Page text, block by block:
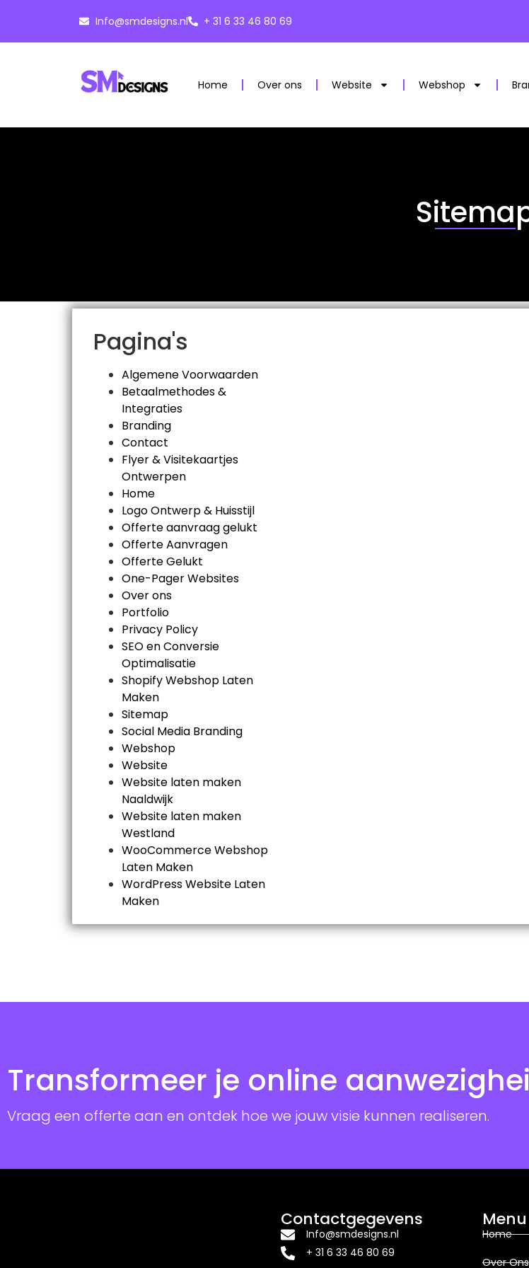
Info@smdesigns.nl + 31 6 33 46 80 69
Home Over ons Website Webshop
Pagina's
Algemene Voorwaarden
Betaalmethodes &
Integraties
Branding
Contact
Flyer & Visitekaartjes
Ontwerpen
Home
Logo Ontwerp & Huisstijl
Offerte aanvraag gelukt
Offerte Aanvragen
Offerte Gelukt
One-Pager Websites
Over ons
Portfolio
Privacy Policy
SEO en Conversie
Optimalisatie
Shopify Webshop Laten
Maken
Sitemap
Social Media Branding
Webshop
Website
Website laten maken
Naaldwijk
Website laten maken
Westland
WooCommerce Webshop
Laten Maken
WordPress Website Laten
Maken
Transformeer je online
Vraag een offerte aan en ontdek hoe we jouw visie kunnen realiseren.
Contactgegevens
Info@smdesigns.nl
+ 31 6 33 46 80 69
Menu
Home
Over Ons